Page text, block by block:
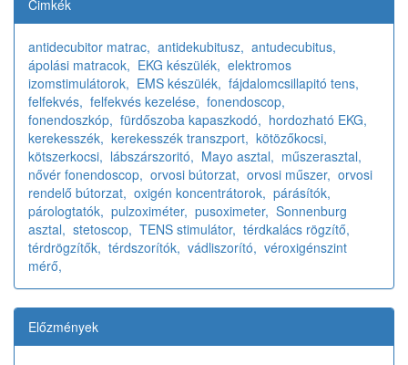
Cimkék
antidecubitor matrac, antidekubitusz, antudecubitus,
ápolási matracok, EKG készülék, elektromos
izomstimulátorok, EMS készülék, fájdalomcsillapitó tens,
felfekvés, felfekvés kezelése, fonendoscop,
fonendoszkóp, fürdőszoba kapaszkodó, hordozható EKG,
kerekesszék, kerekesszék transzport, kötözőkocsi,
kötszerkocsi, lábszárszoritó, Mayo asztal, műszerasztal,
nővér fonendoscop, orvosi bútorzat, orvosi műszer, orvosi
rendelő bútorzat, oxigén koncentrátorok, párásítók,
párologtatók, pulzoximéter, pusoximeter, Sonnenburg
asztal, stetoscop, TENS stimulátor, térdkalács rögzítő,
térdrögzítők, térdszorítók, vádliszorító, véroxigénszint
mérő,
Előzmények